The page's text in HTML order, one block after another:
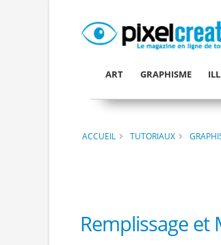
ART GRAPHISME
ACCUEIL TUTORIAUX
Remplissage et